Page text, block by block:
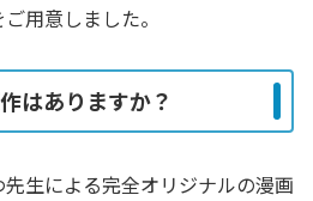
用意しました。
はありますか？
生による完全オリジナルの漫画